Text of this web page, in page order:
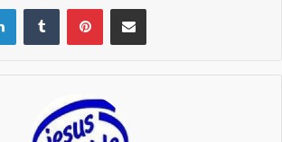
LinkedinTumblr PinterestPargater via Email